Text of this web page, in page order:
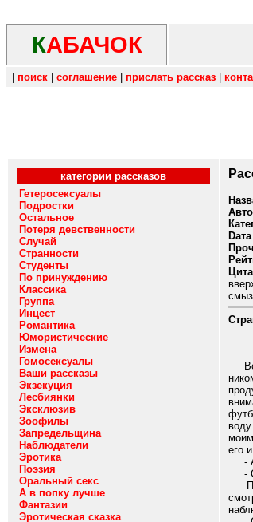
КАБАЧОК
поиск соглашение прислать рассказ
категории рассказов
Гетеросексуалы
Подростки
Остальное
Потеря девственности
Случай
Странности
Студенты
По принуждению
Классика
Группа
Инцест
Романтика
Юмористические
Измена
Гомосексуалы
Ваши рассказы
Экзекуция
Лесбиянки
Эксклюзив
Зоофилы
Запредельщина
Наблюдатели
Эротика
Поэзия
Оральный секс
А в попку лучше
Фантазии
Эротическая сказка
его
-
-